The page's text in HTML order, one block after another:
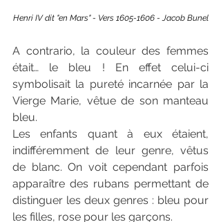
Henri IV dit "en Mars" - Vers 1605-1606 - Jacob Bunel
A contrario, la couleur des femmes
était… le bleu ! En effet celui-ci
symbolisait la pureté incarnée par la
Vierge Marie, vêtue de son manteau
bleu.
Les enfants quant à eux étaient,
indifféremment de leur genre, vêtus
de blanc. On voit cependant parfois
apparaître des rubans permettant de
distinguer les deux genres : bleu pour
les filles, rose pour les garçons.